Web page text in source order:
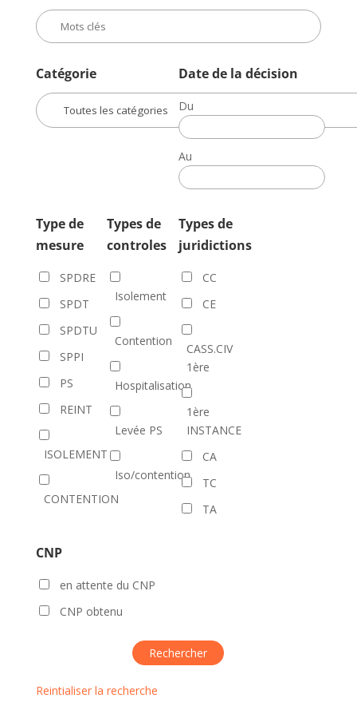
Catégorie Date de la décision
Du
Date
de
la
décision
Au
Date
de
décision
Type de
mesure
SPDRE
SPDT
SPDTU
SPPI
PS
REINT
ISOLEMENT
CONTENTION
Types de
controles
Isolement
Contention
Hospitalisation
Levée PS
Iso/contention
Types de
juridictions
CC
CE
CASS.CIV
1ère
1ère
INSTANCE
CA
TC
TA
CNP
en attente du CNP
CNP obtenu
Reintialiser la recherche